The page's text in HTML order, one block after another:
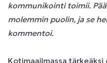
kommunikointi toimii.
molemmin puolin, ja se
kommentoi.
Kotimaailmassa